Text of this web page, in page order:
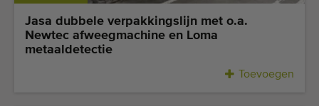
Machines
Merken
Jasa dubbele verpakkingslijn met o.a.
Newtec afweegmachine en Loma
metaaldetectie
Toevoegen